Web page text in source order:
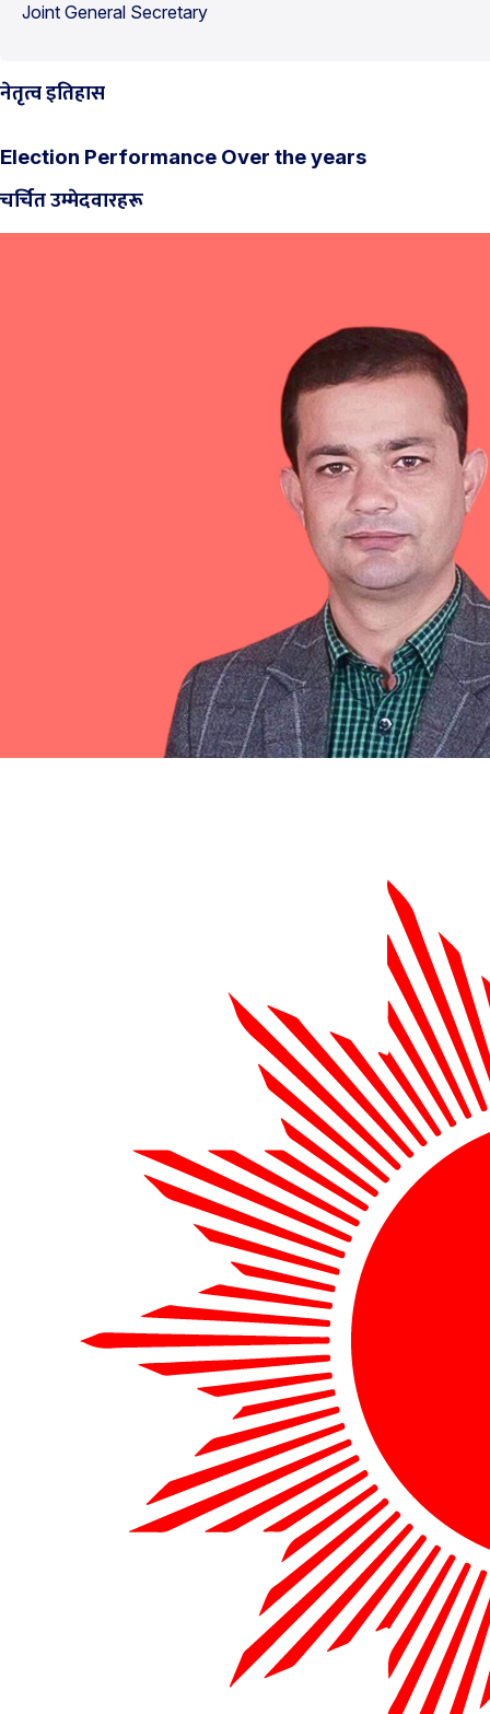
Joint General Secretary
नेतृत्व इतिहास
Election Performance Over the years
चर्चित उम्मेदवारहरू